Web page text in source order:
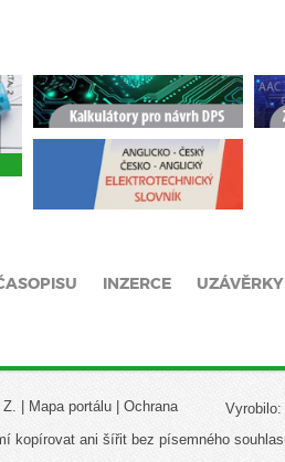
INZERCE UZÁVĚRKY
Vyrobilo:
| Mapa portálu
Ochrana
kopírovat ani šířit bez písemného